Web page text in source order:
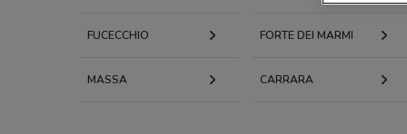
FUCECCHIO FORTE DEI MARMI
MASSA CARRARA